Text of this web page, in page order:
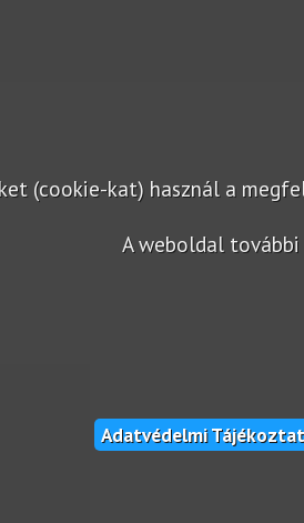
(cookie-kat) használ a
A weboldal
Adatvédelmi